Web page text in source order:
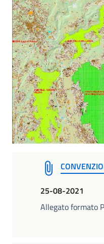
25-08-2021
Allegato formato